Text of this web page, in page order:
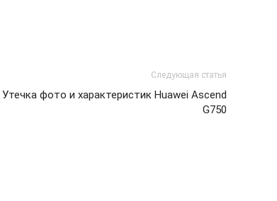
Следующая статья
Утечка фото и характеристик Huawei Ascend
G750